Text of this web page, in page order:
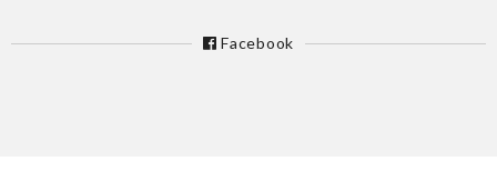
Facebook